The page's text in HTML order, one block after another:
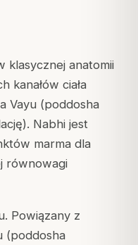
klasycznej anatomii
kanałów ciała
Vayu (poddosha
Nabhi jest
marma dla
równowagi
Powiązany z
(poddosha